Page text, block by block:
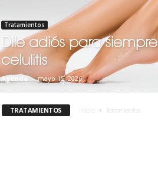
Tratamientos
Dile adiós para
celulitis
Agenda - mayo 15, 2026
TRATAMIENTOS Tratamientos